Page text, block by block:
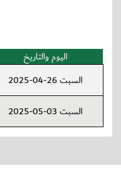
اليوم والتاريخ
السبت 26-04-2025
السبت 03-05-2025